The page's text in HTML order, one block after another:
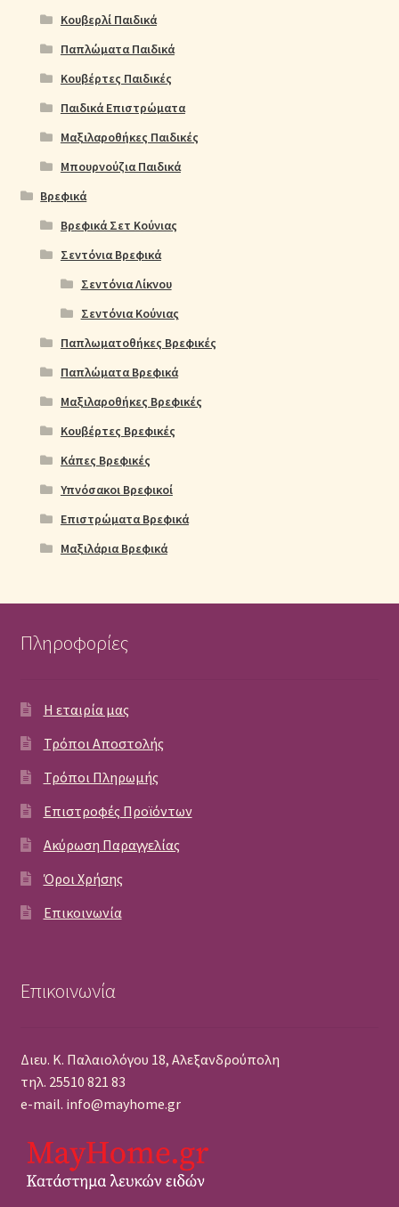
Κουβερλί Παιδικά
Παπλώματα Παιδικά
Κουβέρτες Παιδικές
Παιδικά Επιστρώματα
Μαξιλαροθήκες Παιδικές
Μπουρνούζια Παιδικά
Βρεφικά
Βρεφικά Σετ Κούνιας
Σεντόνια Βρεφικά
Σεντόνια Λίκνου
Σεντόνια Κούνιας
Παπλωματοθήκες Βρεφικές
Παπλώματα Βρεφικά
Μαξιλαροθήκες Βρεφικές
Κουβέρτες Βρεφικές
Κάπες Βρεφικές
Υπνόσακοι Βρεφικοί
Επιστρώματα Βρεφικά
Μαξιλάρια Βρεφικά
Πληροφορίες
Η εταιρία μας
Τρόποι Αποστολής
Τρόποι Πληρωμής
Επιστροφές Προϊόντων
Ακύρωση Παραγγελίας
Όροι Χρήσης
Επικοινωνία
Επικοινωνία
Διευ. Κ. Παλαιολόγου 18, Αλεξανδρούπολη
τηλ. 25510 821 83
e-mail. info@mayhome.gr